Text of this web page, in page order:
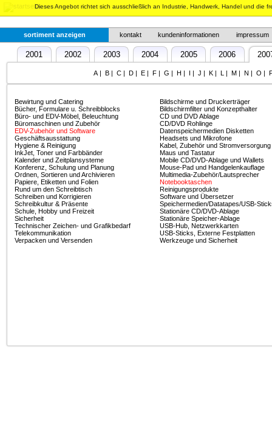
Dieses Angebot richtet sich ausschließlich an Industrie, Handwerk, Handel und die
sortiment anzeigen kontakt kundeninformationen impressum
2001 2002 2003 2004 2005 2006
2014 2015 2016 2017
A| B| C| D| E| F| G H J K| M N O
Bewirtung und Catering
Bücher, Formulare u. Schreibblocks
Büro- und EDV-Möbel, Beleuchtung
Büromaschinen und Zubehör
EDV-Zubehör und Software
Geschäftsausstattung
Hygiene & Reinigung
InkJet, Toner und Farbbänder
Kalender und Zeitplansysteme
Konferenz, Schulung und Planung
Ordnen, Sortieren und Archivieren
Papiere, Etiketten und Folien
Rund um den Schreibtisch
Schreiben und Korrigieren
Schreibkultur & Präsente
Schule, Hobby und Freizeit
Sicherheit
Technischer Zeichen- und Grafikbedarf
Telekommunikation
Verpacken und Versenden
Bildschirme und Druckerträger
Bildschirmfilter und Konzepthalter
CD und DVD Ablage
CD/DVD Rohlinge
Datenspeichermedien Disketten
Headsets und Mikrofone
Kabel, Zubehör und Stromversorgung
Maus und Tastatur
Mobile CD/DVD-Ablage und Wallets
Mouse-Pad und Handgelenkauflage
Multimedia-Zubehör/Lautsprecher
Notebooktaschen
Reinigungsprodukte
Software und Übersetzer
Speichermedien/Datatapes/USB-
Stationäre CD/DVD-Ablage
Stationäre Speicher-Ablage
USB-Hub, Netzwerkkarten
USB-Sticks, Externe Festplatten
Werkzeuge und Sicherheit